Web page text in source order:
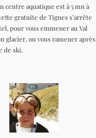
centre aquatique est à 5 mn à
gratuite de Tignes s’arrête
pour vous emmener au Val
glacier, ou vous ramener après
de ski.